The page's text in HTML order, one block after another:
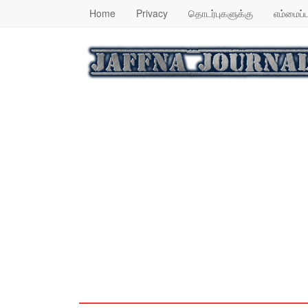
Home Privacy தொடர்புகளுக்கு